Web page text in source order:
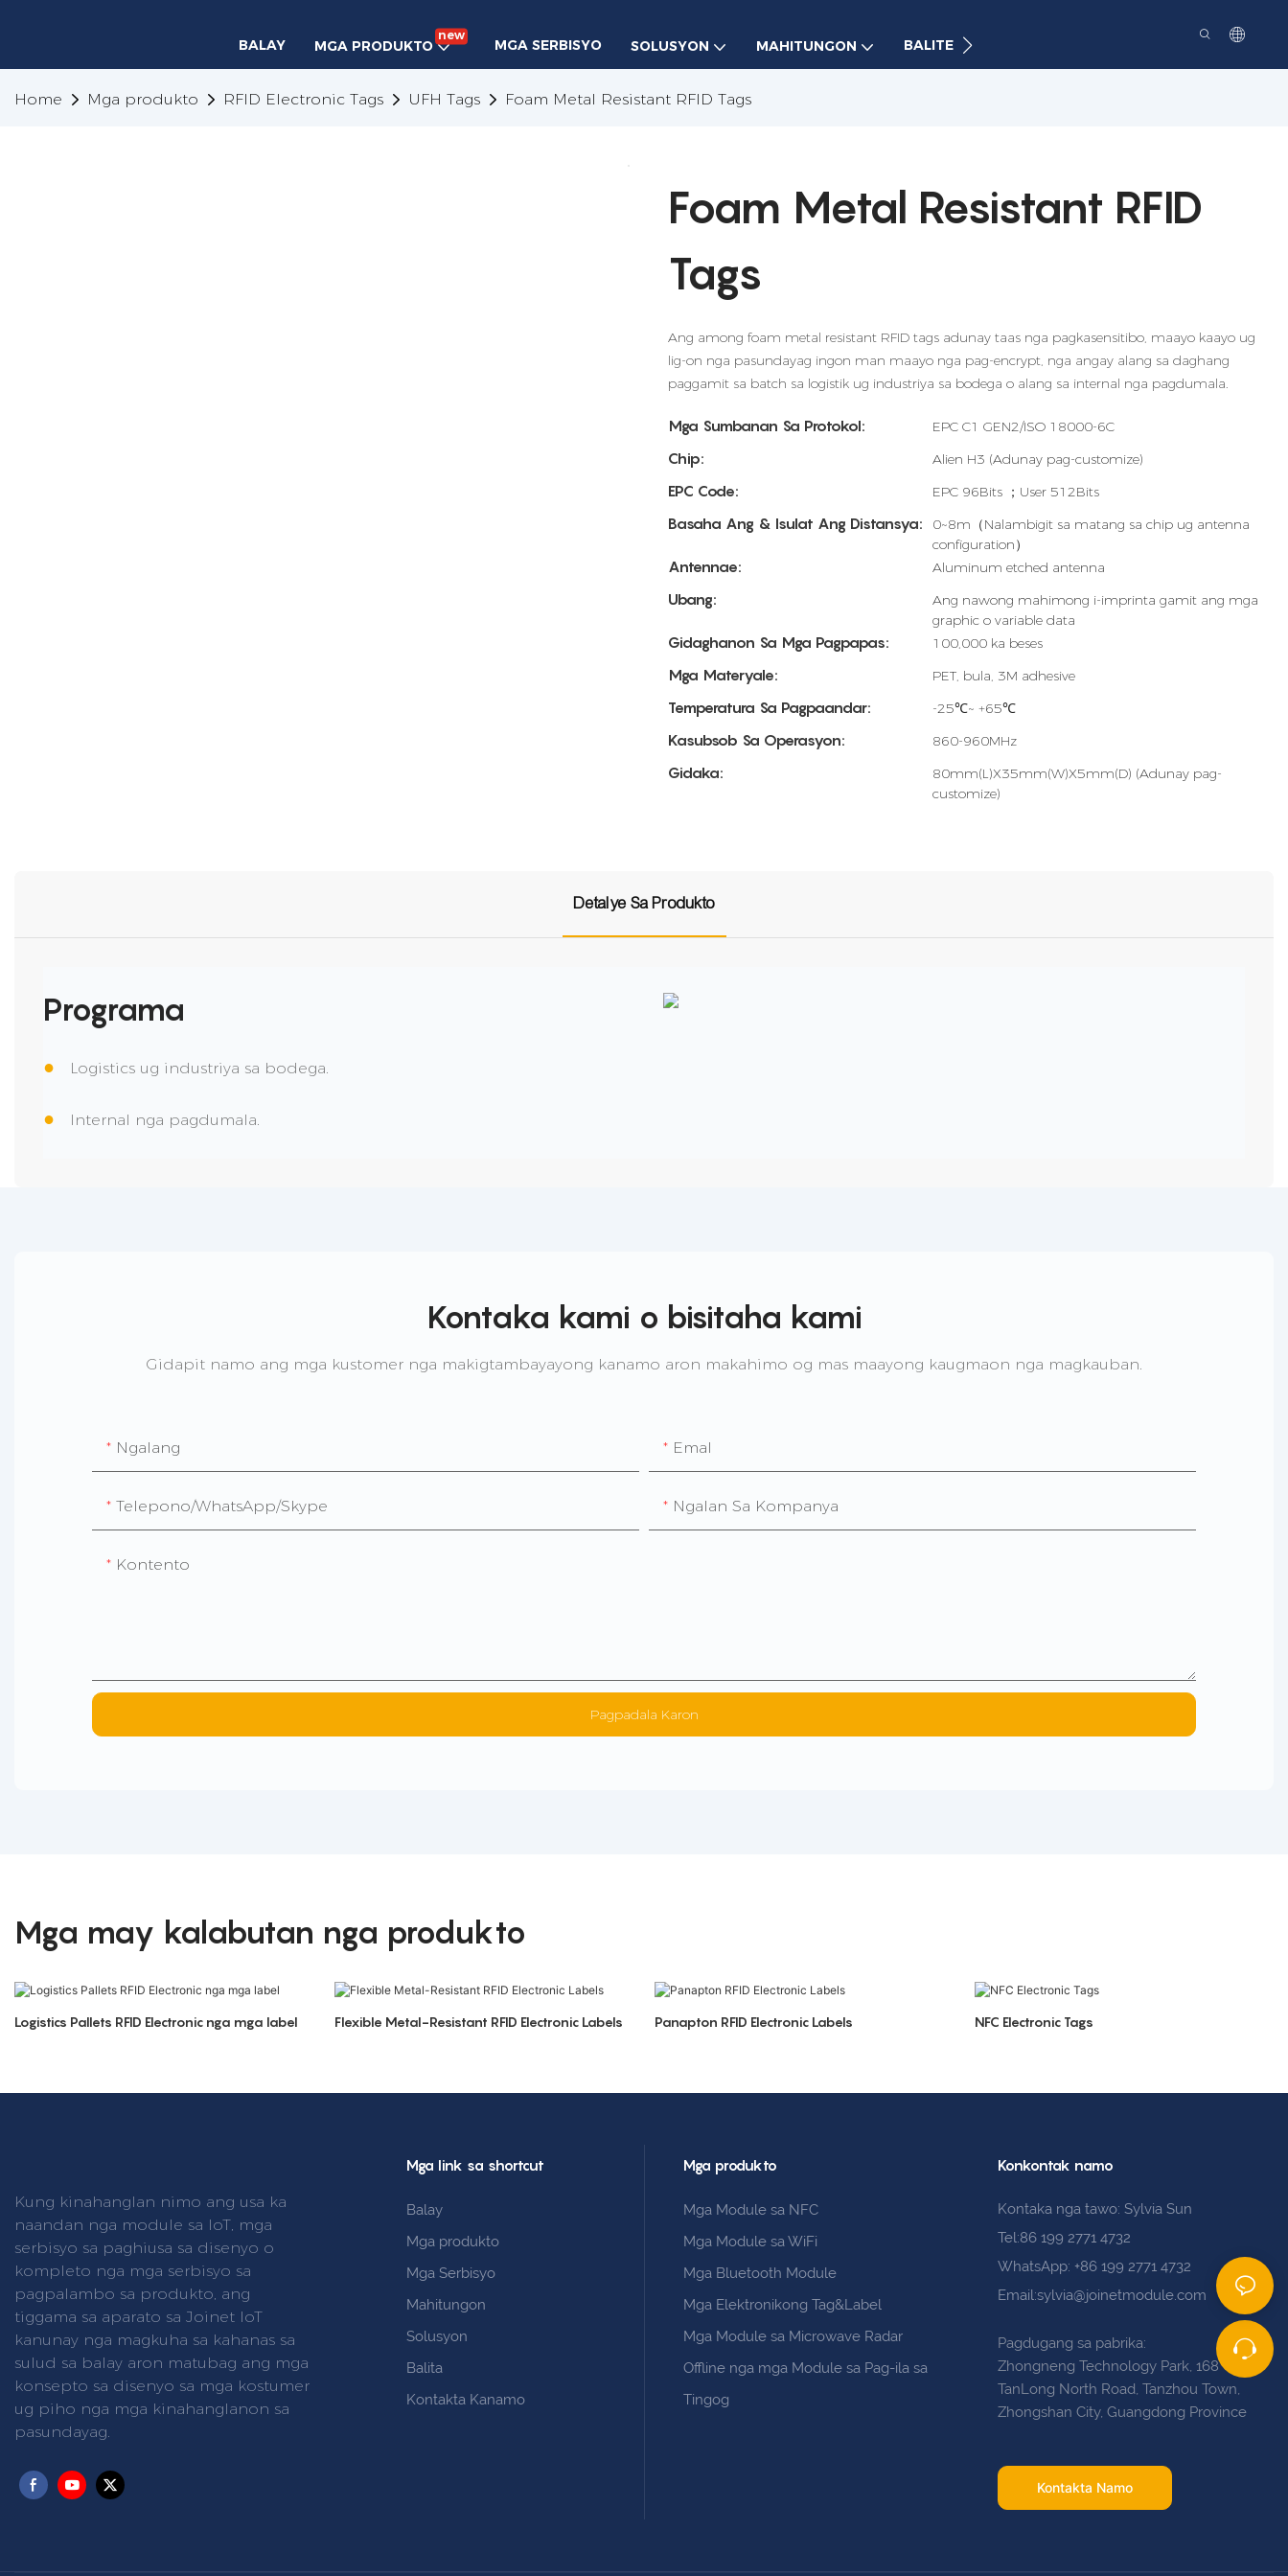
BALAY MGA PRODUKTO
new
MGA SERBISYO SOLUSYON MAHITUNGON BALITE
Home Mga produkto RFID Electronic Tags UFH Tags Foam Metal Resistant RFID Tags
Foam Metal Resistant RFID
Tags
Ang among foam metal resistant RFID tags adunay taas nga pagkasensitibo, maayo kaayo ug
lig-on nga pasundayag ingon man maayo nga pag-encrypt, nga angay alang sa daghang
paggamit sa batch sa logistik ug industriya sa bodega o alang sa internal nga pagdumala.
Mga Sumbanan Sa Protokol: EPC C1 GEN2/ISO 18000-6C
Chip: Alien H3 (Adunay pag-customize)
EPC Code: EPC 96Bits ；User 512Bits
Basaha Ang & Isulat Ang Distansya:
0~8m（Nalambigit sa matang sa chip ug antenna
configuration）
Antennae: Aluminum etched antenna
Ubang:
Ang nawong mahimong i-imprinta gamit ang mga
graphic o variable data
Gidaghanon Sa Mga Pagpapas: 100,000 ka beses
Mga Materyale: PET, bula, 3M adhesive
Temperatura Sa Pagpaandar: -25℃~ +65℃
Kasubsob Sa Operasyon: 860-960MHz
Gidaka:
80mm(L)X35mm(W)X5mm(D) (Adunay pag-
customize)
Detalye Sa Produkto
Programa
● Logistics ug industriya sa bodega.
● Internal nga pagdumala.
Kontaka kami o bisitaha kami
Gidapit namo ang mga kustomer nga makigtambayayong kanamo aron makahimo og mas maayong kaugmaon nga magkauban.
Ngalang Emal
Telepono/WhatsApp/Skype Ngalan Sa Kompanya
Kontento
Pagpadala Karon
Mga may kalabutan nga produkto
Logistics Pallets RFID Electronic nga mga label Flexible Metal-Resistant RFID Electronic Labels Panapton RFID Electronic Labels NFC Electronic Tags
Kung kinahanglan nimo ang usa ka
naandan nga module sa IoT, mga
serbisyo sa paghiusa sa disenyo o
kompleto nga mga serbisyo sa
pagpalambo sa produkto, ang
tiggama sa aparato sa Joinet IoT
kanunay nga magkuha sa kahanas sa
sulud sa balay aron matubag ang mga
konsepto sa disenyo sa mga kostumer
ug piho nga mga kinahanglanon sa
pasundayag.
Mga link sa shortcut
Balay
Mga produkto
Mga Serbisyo
Mahitungon
Solusyon
Balita
Kontakta Kanamo
Mga produkto
Mga Module sa NFC
Mga Module sa WiFi
Mga Bluetooth Module
Mga Elektronikong Tag&Label
Mga Module sa Microwave Radar
Offline nga mga Module sa Pag-ila sa
Tingog
Konkontak namo
Kontaka nga tawo: Sylvia Sun
Tel:86 199 2771 4732
WhatsApp: +86 199 2771 4732
Email:sylvia@joinetmodule.com
Pagdugang sa pabrika:
Zhongneng Technology Park, 168
TanLong North Road, Tanzhou Town,
Zhongshan City, Guangdong Province
Kontakta Namo